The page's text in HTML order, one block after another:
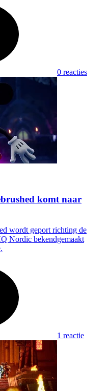
0 reacties
komt naar
wordt geport richting de
Nordic bekendgemaakt
1 reactie